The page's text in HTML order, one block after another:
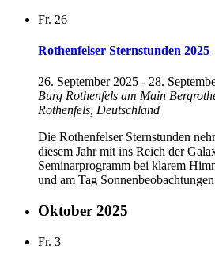
Fr. 26
Rothenfelser Sternstunden 2025
26. September 2025 - 28.
Burg Rothenfels am Main
Rothenfels, Deutschland
Die Rothenfelser Sternstunden
diesem Jahr mit ins Reich der
Seminarprogramm bei klarem
und am Tag
Oktober 2025
Fr. 3